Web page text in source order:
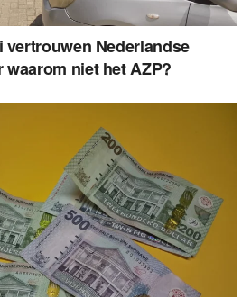
Nederlandse
waarom niet het AZP?